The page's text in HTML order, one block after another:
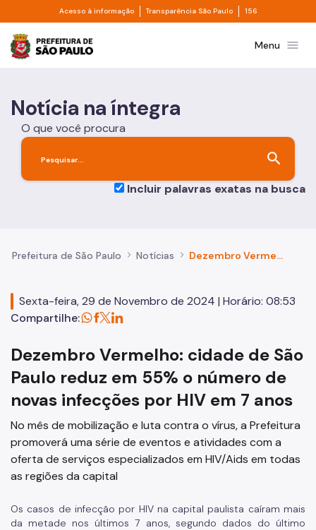
Pular para o Conteúdo principal
Acesso à informação Divisor de acesso à informação
Transparência São Paulo Divisor de
156
Prefeitura de São PauloMenu menu
Notícia na íntegra
O que você procura
search
Incluir palavras exatas na busca
Prefeitura de São Paulo Notícias Dezembro Vermelho: cidade de São Paulo reduz em 55% o número de novas infecções por HIV em 7 anos
Sexta-feira, 29 de Novembro de 2024 | Horário: 08:53
Compartilhe:
Dezembro Vermelho: cidade de São
Paulo reduz em 55% o número de
novas infecções por HIV em 7 anos
No mês de mobilização e luta contra o vírus, a Prefeitura
promoverá uma série de eventos e atividades com a
oferta de serviços especializados em HIV/Aids em todas
as regiões da capital
Os casos de infecção por HIV na capital paulista caíram mais
da metade nos últimos 7 anos, segundo dados do último